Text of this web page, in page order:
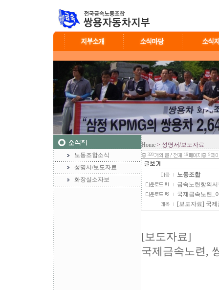
노동조합소식
성명서/보도자료
화장실소자보
Home > 성명서/보도자료
320 16 9
노동조합
금속노련항의
국제금속노련_
[보도자료] 국
[보도자료]
국제금속노련,